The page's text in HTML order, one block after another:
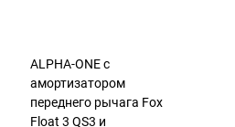
ALPHA-ONE с
амортизатором
переднего рычага Fox
Float 3 QS3 и